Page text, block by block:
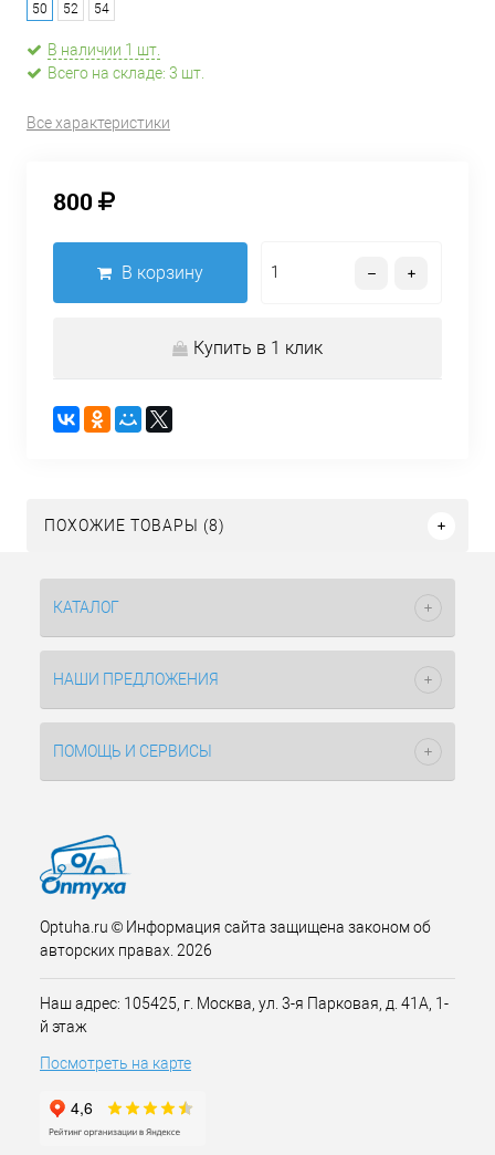
50 52 54
В наличии 1 шт.
Всего на складе: 3 шт.
Все характеристики
800
В корзину
Купить в 1 клик
ПОХОЖИЕ ТОВАРЫ (8)
КАТАЛОГ
НАШИ ПРЕДЛОЖЕНИЯ
ПОМОЩЬ И СЕРВИСЫ
Optuha.ru © Информация сайта защищена законом об
авторских правах. 2026
Наш адрес: 105425, г. Москва, ул. 3-я Парковая, д. 41А, 1-
й этаж
Посмотреть на карте